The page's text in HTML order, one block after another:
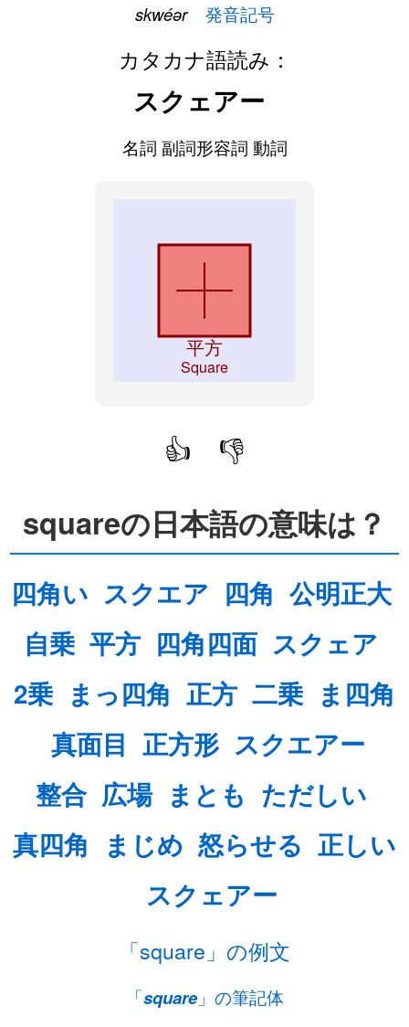
skwéər 発音記号
カタカナ語読み：
スクェアー
名詞 副詞形容詞 動詞
平方
Square
👍 👎
squareの日本語の意味は？
四角い スクエア 四角 公明正大
自乗 平方 四角四面 スクェア
2乗 まっ四角 正方 二乗 ま四角
真面目 正方形 スクエアー
整合 広場 まとも ただしい
真四角 まじめ 怒らせる 正しい
スクェアー
「square」の例文
「square」の筆記体